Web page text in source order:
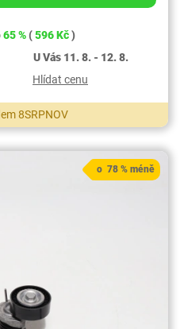
65 %(596 Kč)
U Vás 11. 8. - 12. 8.
Hlídat cenu
8SRPNOV
o 78 % méně